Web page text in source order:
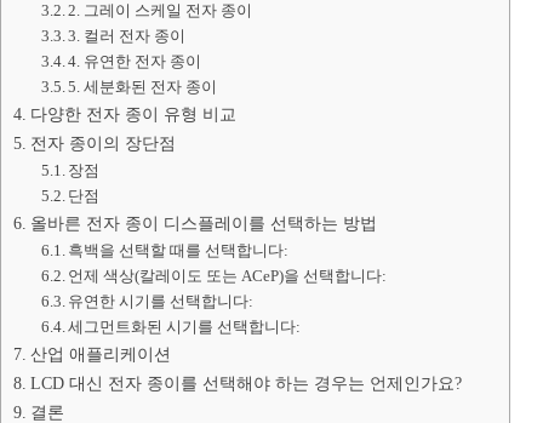
2. 그레이 스케일 전자 종이
3. 컬러 전자 종이
4. 유연한 전자 종이
5. 세분화된 전자 종이
다양한 전자 종이 유형 비교
전자 종이의 장단점
장점
단점
올바른 전자 종이 디스플레이를 선택하는 방법
흑백을 선택할 때를 선택합니다:
언제 색상(칼레이도 또는 ACeP)을 선택합니다:
유연한 시기를 선택합니다:
세그먼트화된 시기를 선택합니다:
산업 애플리케이션
LCD 대신 전자 종이를 선택해야 하는 경우는 언제인가요?
결론